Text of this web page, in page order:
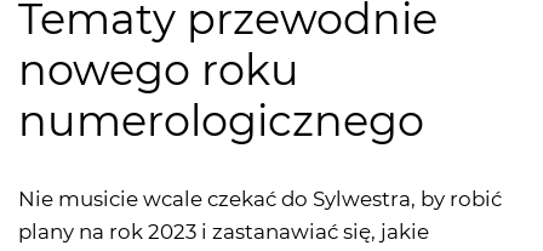
Tematy przewodnie
nowego roku
numerologicznego
Nie musicie wcale czekać do Sylwestra, by robić
plany na rok 2023 i zastanawiać się, jakie